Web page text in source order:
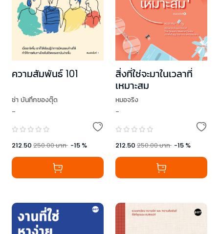
ความสัมพันธ์ 101
ช่า บันทึกของตุ๊ด
-
212.50 250.00บาท -15 %
สิ่งที่ใช่จะมาในเวลาที่
เหมาะสม
หมอจริง
-
212.50 250.00บาท -15 %